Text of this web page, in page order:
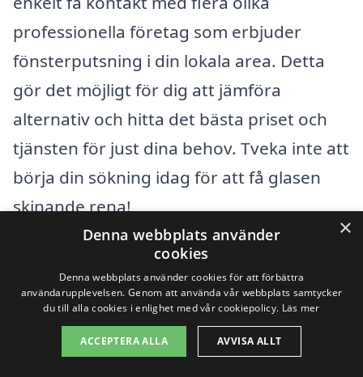
professionella företag som erbjuder
fönsterputsning i din lokala area. Detta
gör det möjligt för dig att jämföra
alternativ och hitta det bästa priset och
tjänsten för just dina behov. Tveka inte att
börja din sökning idag för att få glasen
skinande rena!
Få 3 erbjudanden, gratis och utan
förpliktelser
×
Denna webbplats använder
cookies
Denna webbplats använder cookies för att förbättra
användarupplevelsen. Genom att använda vår webbplats samtycker
du till alla cookies i enlighet med vår cookiepolicy. Läs mer
ACCEPTERA ALLA AVVISA ALLT